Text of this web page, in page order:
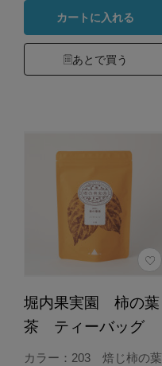
カートに入れる
あとで買う
堀内果実園 柿の葉
茶 ティーバッグ
カラー：203 焙じ柿の葉